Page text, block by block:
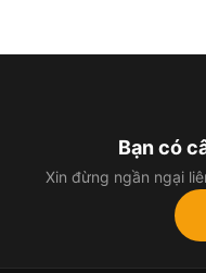
Bạn có
Xin đừng ngần ngại